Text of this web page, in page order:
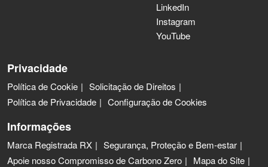
LinkedIn
Instagram
YouTube
Privacidade
Política de Cookie
Solicitação de Direitos
Política de Privacidade
Configuração de Cookies
Informações
Marca Registrada RX
Segurança, Proteção e Bem-estar
Apoie nosso Compromisso de Carbono Zero
Mapa do Site